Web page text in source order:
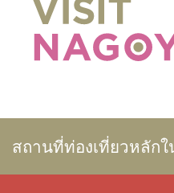
สถานที่ท่องเที่ยวหลักใ